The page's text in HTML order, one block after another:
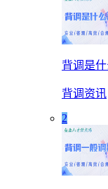
背调是
背调资讯
2